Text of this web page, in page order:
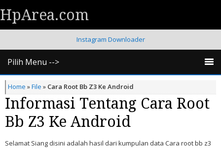
HpArea.com
Instagram Downloader
Pilih Menu -->
Home »File » Cara Root Bb Z3 Ke Android
Informasi Tentang Cara Root
Bb Z3 Ke Android
Selamat Siang disini adalah hasil dari kumpulan data Cara root bb z3